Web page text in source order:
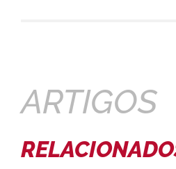
ARTIGOS